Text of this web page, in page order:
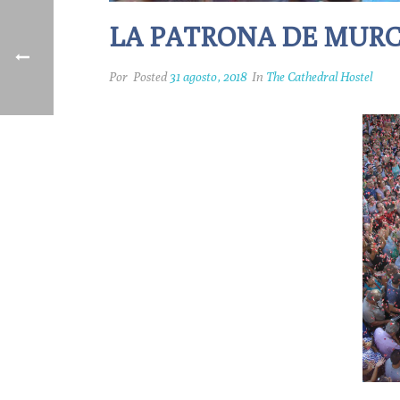
LA PATRONA DE
Por Posted31 agosto, 2018 In The Cathedral Hostel